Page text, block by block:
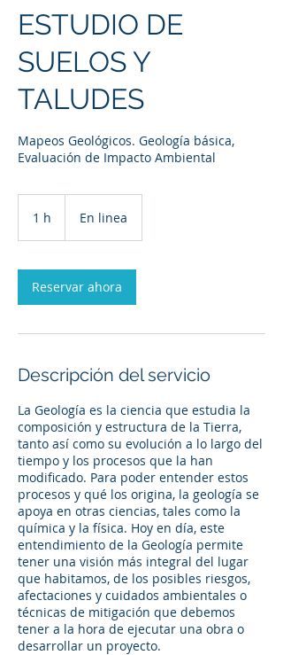
ESTUDIO DE
SUELOS Y
TALUDES
Mapeos Geológicos. Geología básica,
Evaluación de Impacto Ambiental
1 h En linea
Reservar ahora
Descripción del servicio
La Geología es la ciencia que estudia la
composición y estructura de la Tierra,
tanto así como su evolución a lo largo del
tiempo y los procesos que la han
modificado. Para poder entender estos
procesos y qué los origina, la geología se
apoya en otras ciencias, tales como la
química y la física. Hoy en día, este
entendimiento de la Geología permite
tener una visión más integral del lugar
que habitamos, de los posibles riesgos,
afectaciones y cuidados ambientales o
técnicas de mitigación que debemos
tener a la hora de ejecutar una obra o
desarrollar un proyecto.